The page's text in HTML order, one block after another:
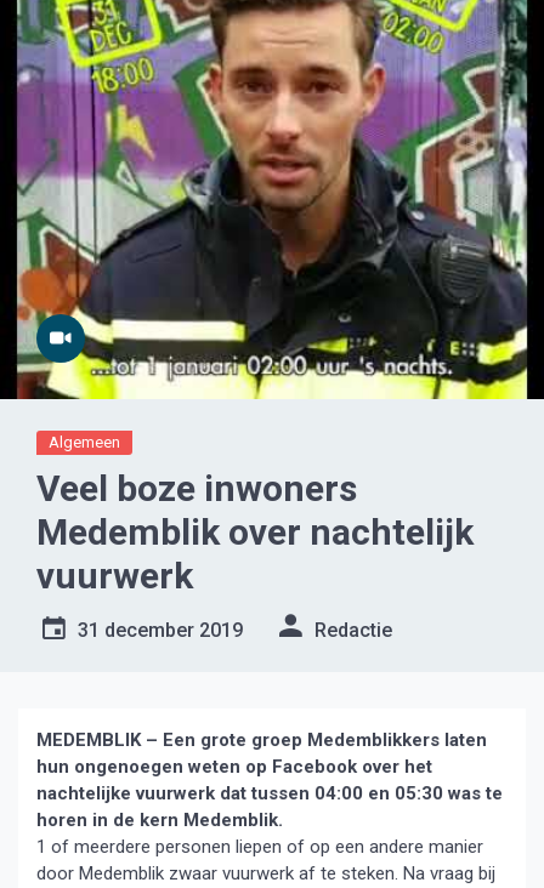
Algemeen
Veel boze inwoners
Medemblik over nachtelijk
vuurwerk
31 december 2019 Redactie
MEDEMBLIK – Een grote groep Medemblikkers laten
hun ongenoegen weten op Facebook over het
nachtelijke vuurwerk dat tussen 04:00 en 05:30 was te
horen in de kern Medemblik.
1 of meerdere personen liepen of op een andere manier
door Medemblik zwaar vuurwerk af te steken. Na vraag bij